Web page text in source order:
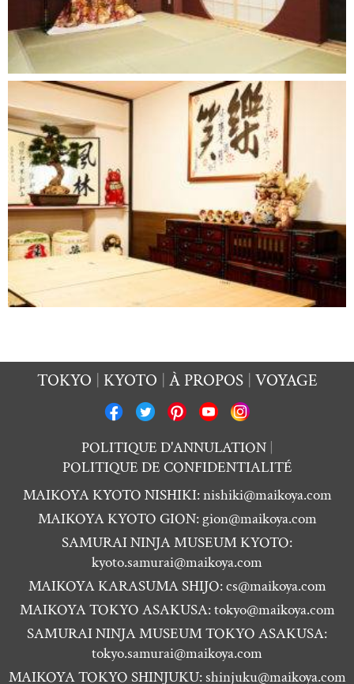
TOKYO KYOTO À PROPOS VOYAGE
POLITIQUE D'ANNULATION
POLITIQUE DE CONFIDENTIALITÉ
MAIKOYA KYOTO NISHIKI:nishiki@maikoya.com
MAIKOYA KYOTO GION: gion@maikoya.com
SAMURAI NINJA MUSEUM KYOTO:
kyoto.samurai@maikoya.com
MAIKOYA KARASUMA SHIJO:cs@maikoya.com
MAIKOYA TOKYO ASAKUSA:tokyo@maikoya.com
SAMURAI NINJA MUSEUM TOKYO ASAKUSA:
tokyo.samurai@maikoya.com
MAIKOYA TOKYO SHINJUKU:shinjuku@maikoya.com